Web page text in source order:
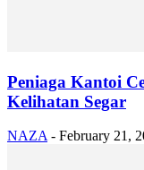
Peniaga Kantoi
Kelihatan Segar
NAZA - February 21,